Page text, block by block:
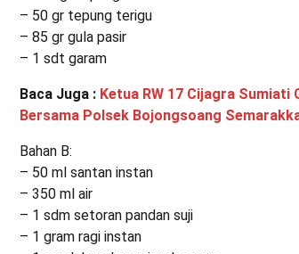
– 50 gr tepung terigu
– 85 gr gula pasir
– 1 sdt garam
Baca Juga : Ketua RW 17 Cijagra Sumiati
Bersama Polsek Bojongsoang
Bahan B:
– 50 ml santan instan
– 350 ml air
– 1 sdm setoran pandan suji
– 1 gram ragi instan